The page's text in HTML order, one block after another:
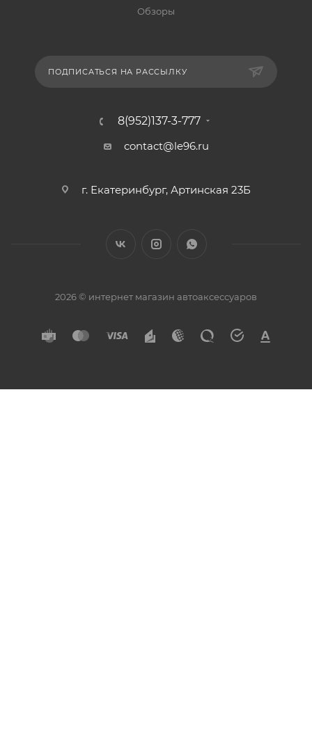
Обзоры
ПОДПИСАТЬСЯ НА РАССЫЛКУ
8(952)137-3-777
contact@le96.ru
г. Екатеринбург, Артинская 23Б
2026 © интернет магазин автоаксессуаров